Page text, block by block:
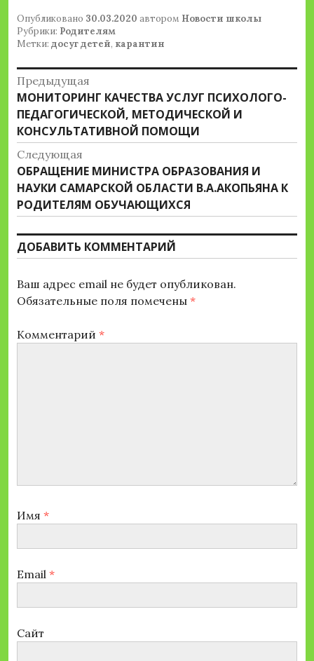
Опубликовано 30.03.2020 автором Новости школы
Рубрики: Родителям
Метки: досуг детей, карантин
Навигация
по
записям
Предыдущая
Предыдущая
запись:
МОНИТОРИНГ КАЧЕСТВА УСЛУГ ПСИХОЛОГО-
ПЕДАГОГИЧЕСКОЙ, МЕТОДИЧЕСКОЙ И
КОНСУЛЬТАТИВНОЙ ПОМОЩИ
Следующая
Следующая
запись:
ОБРАЩЕНИЕ МИНИСТРА ОБРАЗОВАНИЯ И
НАУКИ САМАРСКОЙ ОБЛАСТИ В.А.АКОПЬЯНА К
РОДИТЕЛЯМ ОБУЧАЮЩИХСЯ
ДОБАВИТЬ КОММЕНТАРИЙ
Ваш адрес email не будет опубликован.
Обязательные поля помечены *
Комментарий *
Имя *
Email *
Сайт